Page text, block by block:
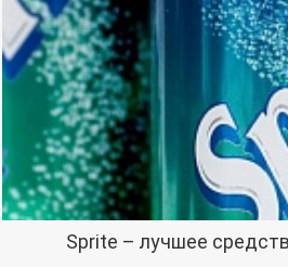
Sprite – лучшее